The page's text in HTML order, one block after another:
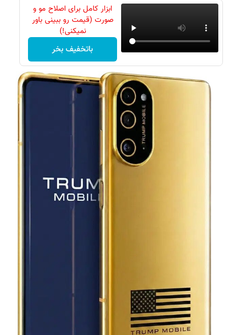
ابزار کامل برای اصلاح مو و
صورت (قیمت رو ببینی باور
نمیکنی!)
باتخفیف بخر